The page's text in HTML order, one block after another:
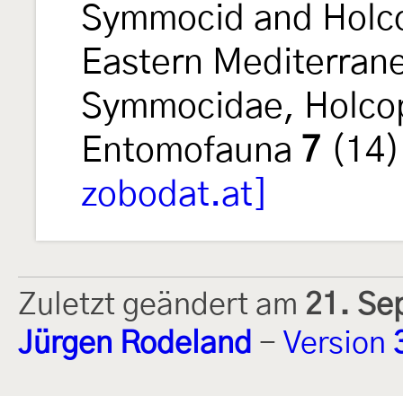
Symmocid and
Eastern
Symmocidae,
Entomofauna 7
zobodat.at]
Zuletzt geändert am 21.
Jürgen Rodeland - Version